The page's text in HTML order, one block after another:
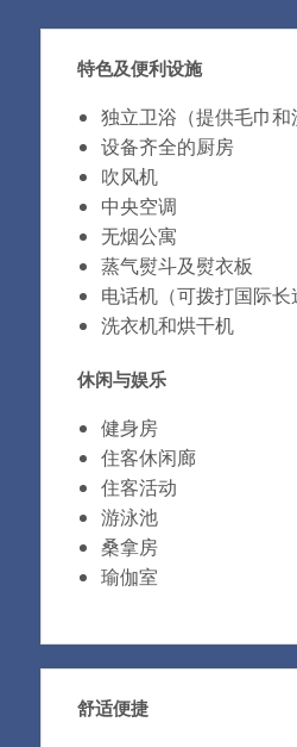
特色及便利设施
独立卫浴（提供毛巾和
设备齐全的厨房
吹风机
中央空调
无烟公寓
蒸气熨斗及熨衣板
电话机（可拨打国际
洗衣机和烘干机
休闲与娱乐
健身房
住客休闲廊
住客活动
游泳池
桑拿房
瑜伽室
舒适便捷